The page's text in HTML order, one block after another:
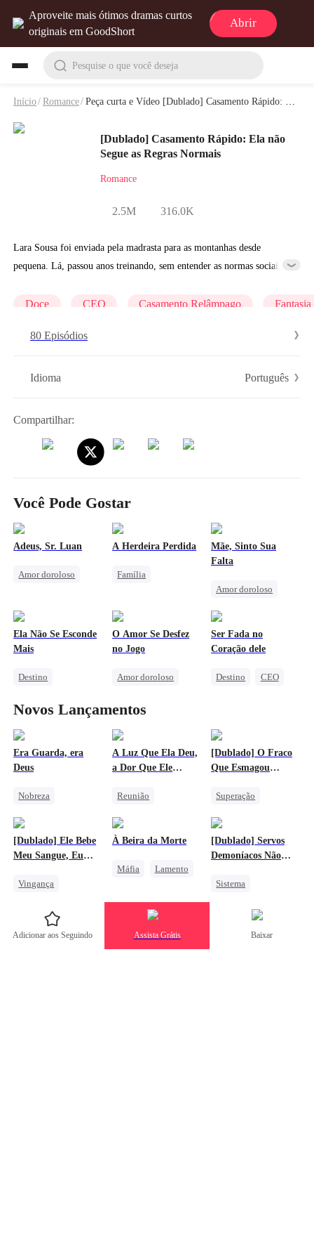
Aproveite mais ótimos dramas curtos
originais em GoodShort
Abrir
Pesquise o que você deseja
Início/Romance/Peça curta e Vídeo [Dublado] Casamento Rápido: Ela não Segue as Regras Normais
[Dublado] Casamento Rápido: Ela não
Segue as Regras Normais
Romance
2.5M 316.0K
Lara Sousa foi enviada pela madrasta para as montanhas desde
pequena. Lá, passou anos treinando, sem entender as normas sociais
como motivo que se casar e "dormir" com o marido aumentaria seu
compartilhar a cama. Após descer a montanha e conhecer o marido,
"dormir" pode trazer bebês.
Doce CEO Casamento Relâmpago
80 Episódios
Idioma Português
Compartilhar:
Você Pode Gostar
Adeus, Sr. Luan
Amor doroloso
Herdeira
Herdeira Falsa
Triângulo Amoroso
A Herdeira Perdida
Família
Herdeira Falsa
Buscando a Família
Mãe, Sinto Sua
Falta
Amor doroloso
Bebê Fofo
Ela Não Se Esconde
Mais
Destino
Caso de uma Noite
O Amor Se Desfez
no Jogo
Amor doroloso
Lamento
Ser Fada no
Coração dele
Destino
CEO
Novos Lançamentos
Era Guarda, era
Deus
Nobreza
A Luz Que Ela Deu,
a Dor Que Ele
Reunião
[Dublado] O Fraco
Que Esmagou
Superação
[Dublado] Ele Bebe
Meu Sangue, Eu
Vingança
Contra-ataque
À Beira da Morte
Máfia
Lamento
Vingança
[Dublado] Servos
Demoníacos Não
Sistema
Adicionar aos Seguindo Assista Grátis Baixar